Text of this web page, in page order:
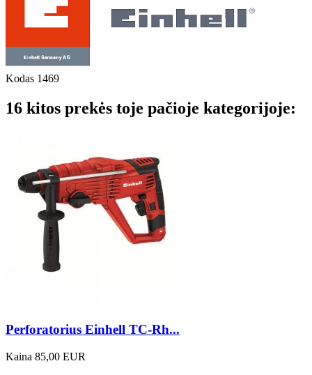
Kodas 1469
16 kitos prekės toje pačioje kategorijoje:
Perforatorius Einhell TC-Rh...
Kaina 85,00 EUR